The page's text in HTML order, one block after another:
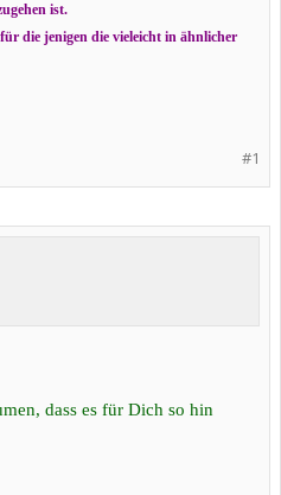
ist.
die jenigen die vieleicht in ähnlicher
#1
dass es für Dich so hin